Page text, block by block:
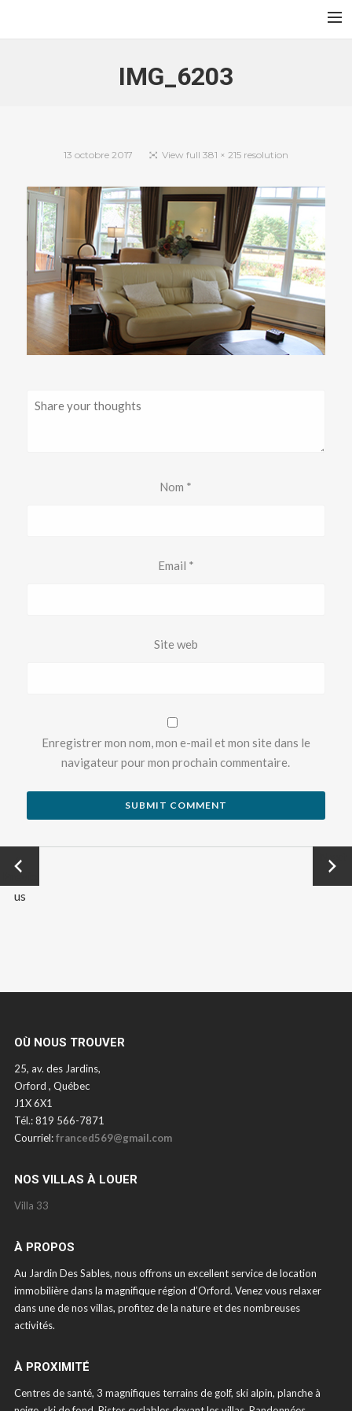
IMG_6203
13 octobre 2017 View full 381 × 215 resolution
Nom *
Email *
Site web
Enregistrer mon nom, mon e-mail et mon site dans le
navigateur pour mon prochain commentaire.
←
Previo
us
Next
→
OÙ NOUS TROUVER
25, av. des Jardins,
Orford , Québec
J1X 6X1
Tél.: 819 566-7871
Courriel:franced569@gmail.com
NOS VILLAS À LOUER
Villa 33
À PROPOS
Au Jardin Des Sables, nous offrons un excellent service de location
immobilière dans la magnifique région d’Orford. Venez vous relaxer
dans une de nos villas, profitez de la nature et des nombreuses
activités.
À PROXIMITÉ
Centres de santé, 3 magnifiques terrains de golf, ski alpin, planche à